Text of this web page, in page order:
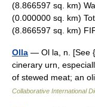
(8.866597 sq. km)
(0.000000 sq. km)
(8.866597 sq. km)
Olla — Ol la, n. [See
cinerary urn,
of stewed meat; an
Collaborative International